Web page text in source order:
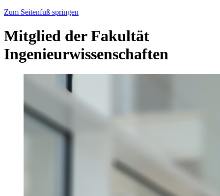
Zum Seitenfuß springen
Mitglied der Fakultät
Ingenieurwissenschaften